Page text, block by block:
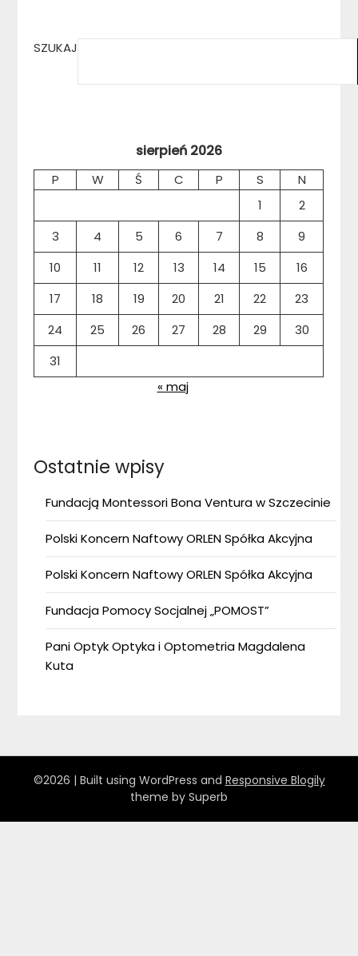
SZUKAJ
sierpień 2026
P W Ś C P S
N
1
2
3
4 5 6 7 8
9
10
11 12 13 14 15
16
17
18 19 20 21 22
23
24
25 26 27 28 29
30
31
« maj
Ostatnie wpisy
Fundacją Montessori Bona Ventura w Szczecinie
Polski Koncern Naftowy ORLEN Spółka Akcyjna
Polski Koncern Naftowy ORLEN Spółka Akcyjna
Fundacja Pomocy Socjalnej „POMOST”
Pani Optyk Optyka i Optometria Magdalena
Kuta
©2026 | Built using WordPress and Responsive Blogily
theme by Superb